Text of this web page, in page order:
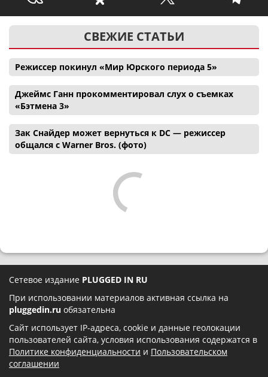
СВЕЖИЕ СТАТЬИ
Режиссер покинул «Мир Юрского периода 5»
Джеймс Ганн прокомментировал слух о съемках
«Бэтмена 3»
Зак Снайдер может вернуться к DC — режиссер
общался с Warner Bros. (фото)
Сетевое издание PLUGGED IN RU
При использовании материалов активная ссылка на
pluggedin.ru обязательна
Сайт использует IP-адреса, cookie и данные геолокации
пользователей сайта, условия использования содержатся в
Политике конфиденциальности и Пользовательском
соглашении